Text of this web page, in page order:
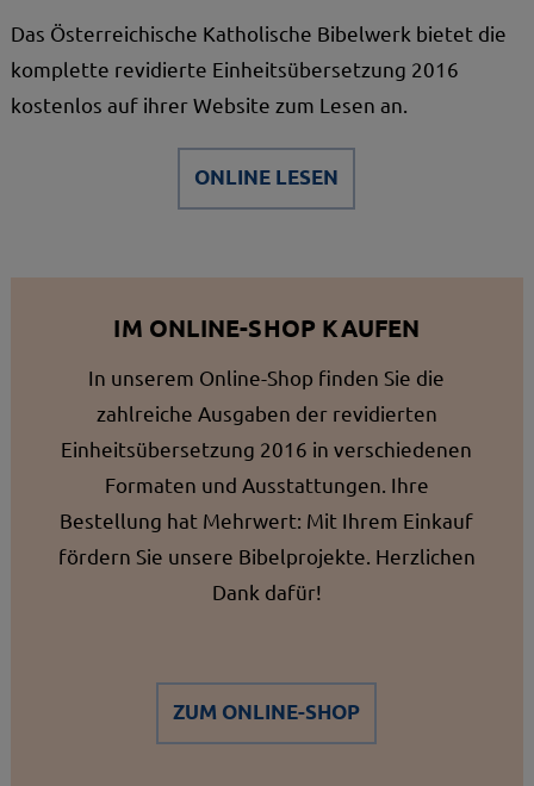
Das Österreichische Katholische Bibelwerk bietet die
komplette revidierte Einheitsübersetzung 2016
kostenlos auf ihrer Website zum Lesen an.
ONLINE LESEN
IM ONLINE-SHOP KAUFEN
In unserem Online-Shop finden Sie die
zahlreiche Ausgaben der revidierten
Einheitsübersetzung 2016 in verschiedenen
Formaten und Ausstattungen. Ihre
Bestellung hat Mehrwert: Mit Ihrem Einkauf
fördern Sie unsere Bibelprojekte. Herzlichen
Dank dafür!
ZUM ONLINE-SHOP